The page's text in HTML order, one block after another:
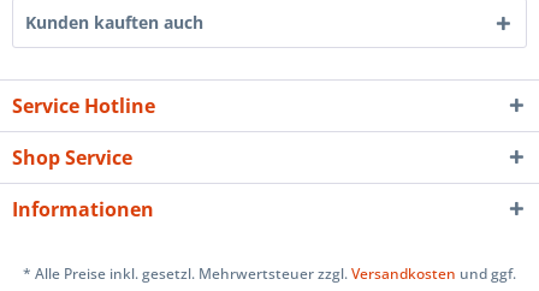
Kunden kauften auch
Service Hotline
Shop Service
Informationen
* Alle Preise inkl. gesetzl. Mehrwertsteuer zzgl.Versandkosten und ggf.